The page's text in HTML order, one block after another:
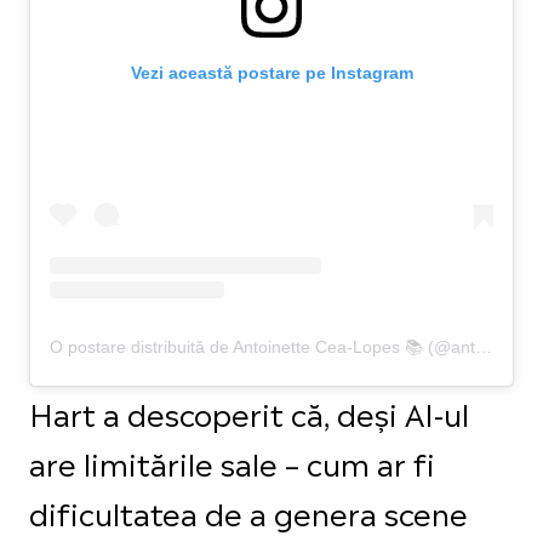
Vezi această postare pe Instagram
Hart a descoperit că, deși AI-ul
are limitările sale – cum ar fi
dificultatea de a genera scene